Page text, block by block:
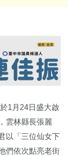
1月24日盛大啟
雲林縣長張麗
以「三位仙女下
們依次點亮老街